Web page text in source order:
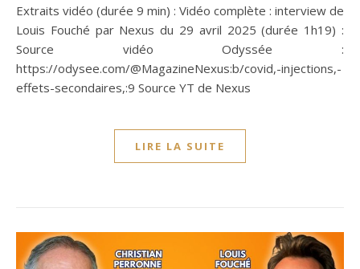
Extraits vidéo (durée 9 min) : Vidéo complète : interview de
Louis Fouché par Nexus du 29 avril 2025 (durée 1h19) :
Source vidéo Odyssée :
https://odysee.com/@MagazineNexus:b/covid,-injections,-
effets-secondaires,:9 Source YT de Nexus
LIRE LA SUITE